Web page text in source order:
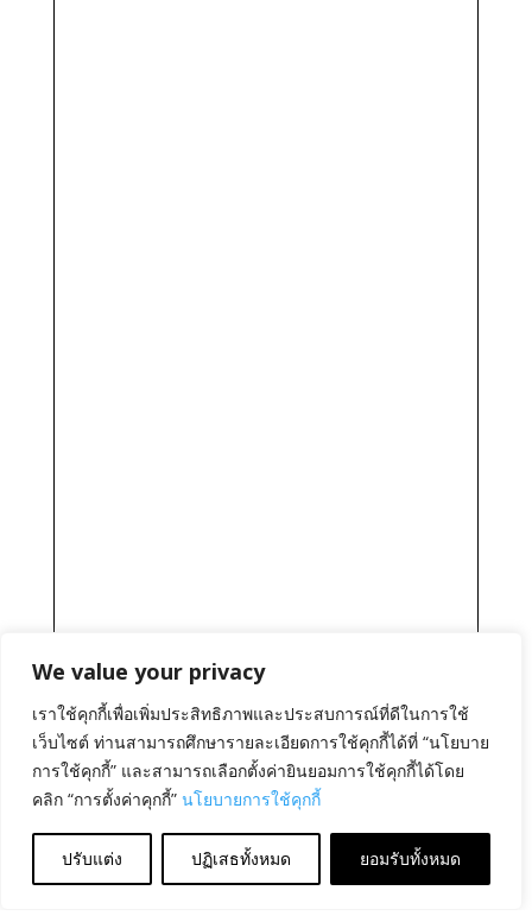
We value your privacy
เราใช้คุกกี้เพื่อเพิ่มประสิทธิภาพและประสบการณ์ที่ดีในการใช้
เว็บไซต์ ท่านสามารถศึกษารายละเอียดการใช้คุกกี้ได้ที่ “นโยบาย
การใช้คุกกี้” และสามารถเลือกตั้งค่ายินยอมการใช้คุกกี้ได้โดย
คลิก “การตั้งค่าคุกกี้” นโยบายการใช้คุกกี้
ปรับแต่ง ปฏิเสธทั้งหมด ยอมรับทั้งหมด